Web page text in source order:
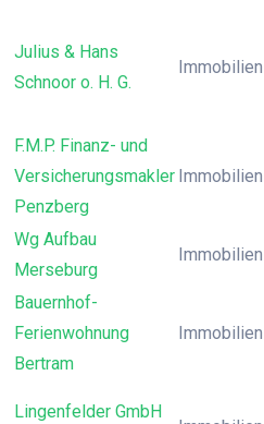
Julius & Hans
Schnoor o. H. G.
Immobilien
F.M.P. Finanz- und
Versicherungsmakler
Penzberg
Immobilien
Wg Aufbau
Merseburg
Immobilien
Bauernhof-
Ferienwohnung
Bertram
Immobilien
Lingenfelder GmbH